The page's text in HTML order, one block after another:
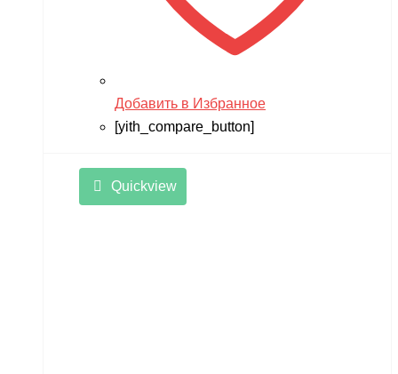
Добавить в Избранное
[yith_compare_button]
Quickview